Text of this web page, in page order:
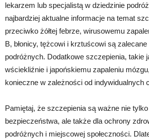
lekarzem lub specjalistą w dziedzinie
najbardziej aktualne informacje na temat
przeciwko żółtej febrze, wirusowemu
B, błonicy, tężcowi i krztuścowi są
podróżnych. Dodatkowe szczepienia, takie
wściekliźnie i japońskiemu zapaleniu
konieczne w zależności od indywidualnych
Pamiętaj, że szczepienia są ważne nie
bezpieczeństwa, ale także dla ochrony
podróżnych i miejscowej społeczności.